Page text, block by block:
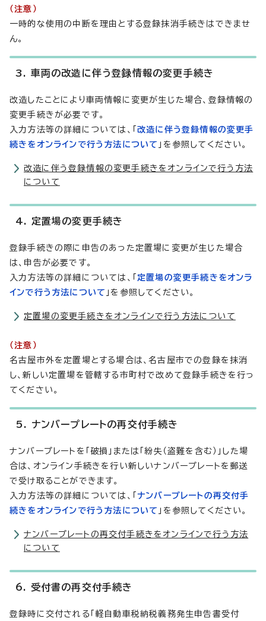
（注意）
一時的な使用の中断を理由とする登録抹消手続きはできませ
ん。
3. 車両の改造に伴う登録情報の変更手続き
改造したことにより車両情報に変更が生じた場合、登録情報の
変更手続きが必要です。
入力方法等の詳細については、「 改造に伴う登録情報の変更手
続きをオンラインで行う方法について 」を参照してください。
改造に伴う登録情報の変更手続きをオンラインで行う方法
について
4. 定置場の変更手続き
登録手続きの際に申告のあった定置場に変更が生じた場合
は、申告が必要です。
入力方法等の詳細については、「 定置場の変更手続きをオンラ
インで行う方法について 」を参照してください。
定置場の変更手続きをオンラインで行う方法について
（注意）
名古屋市外を定置場とする場合は、名古屋市での登録を抹消
し、新しい定置場を管轄する市町村で改めて登録手続きを行っ
てください。
5. ナンバープレートの再交付手続き
ナンバープレートを「破損」または「紛失（盗難を含む）」した場
合は、オンライン手続きを行い新しいナンバープレートを郵送
で受け取ることができます。
入力方法等の詳細については、「 ナンバープレートの再交付手
続きをオンラインで行う方法について 」を参照してください。
ナンバープレートの再交付手続きをオンラインで行う方法
について
6. 受付書の再交付手続き
登録時に交付される「軽自動車税納税義務発生申告書受付